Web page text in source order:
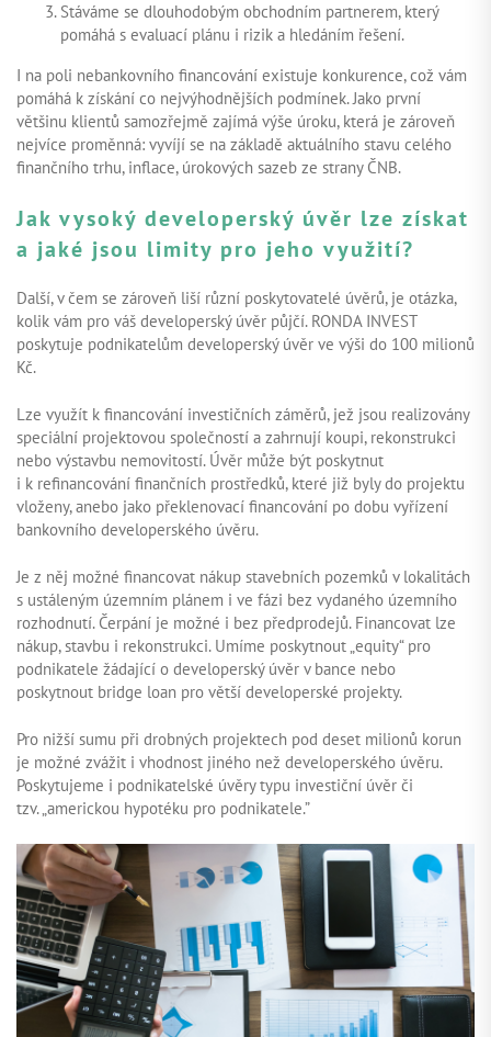
Stáváme se dlouhodobým obchodním partnerem, který
pomáhá s evaluací plánu i rizik a hledáním řešení.
I na poli nebankovního financování existuje konkurence, což vám
pomáhá k získání co nejvýhodnějších podmínek. Jako první
většinu klientů samozřejmě zajímá výše úroku, která je zároveň
nejvíce proměnná: vyvíjí se na základě aktuálního stavu celého
finančního trhu, inflace, úrokových sazeb ze strany ČNB.
Jak vysoký developerský úvěr lze získat
a jaké jsou limity pro jeho využití?
Další, v čem se zároveň liší různí poskytovatelé úvěrů, je otázka,
kolik vám pro váš developerský úvěr půjčí. RONDA INVEST
poskytuje podnikatelům developerský úvěr ve výši do 100 milionů
Kč.
Lze využít k financování investičních záměrů, jež jsou realizovány
speciální projektovou společností a zahrnují koupi, rekonstrukci
nebo výstavbu nemovitostí. Úvěr může být poskytnut
i k refinancování finančních prostředků, které již byly do projektu
vloženy, anebo jako překlenovací financování po dobu vyřízení
bankovního developerského úvěru.
Je z něj možné financovat nákup stavebních pozemků v lokalitách
s ustáleným územním plánem i ve fázi bez vydaného územního
rozhodnutí. Čerpání je možné i bez předprodejů. Financovat lze
nákup, stavbu i rekonstrukci. Umíme poskytnout „equity“ pro
podnikatele žádající o developerský úvěr v bance nebo
poskytnout bridge loan pro větší developerské projekty.
Pro nižší sumu při drobných projektech pod deset milionů korun
je možné zvážit i vhodnost jiného než developerského úvěru.
Poskytujeme i podnikatelské úvěry typu investiční úvěr či
tzv. „americkou hypotéku pro podnikatele.”